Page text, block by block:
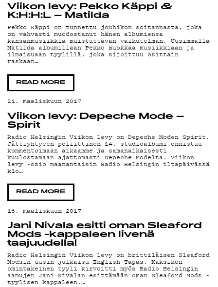
Viikon levy: Pekko Käppi &
K:H:H:L – Matilda
Pekko Käppi on tunnettu jouhikon soitannasta, joka
on vahvasti muodostanut hänen albumiensa
kansanmusiikkia muistuttavan vaikutelman. Uusimmalla
Matilda albumillaan Pekko muokkaa musiikkiaan ja
ilmaisuaan tyylillä, joka sijoittuu osittain
raskaan…
READ MORE
21. maaliskuun 2017
Viikon levy: Depeche Mode –
Spirit
Radio Helsingin Viikon levy on Depeche Moden Spirit.
Jättiyhtyeen poliittinen 14. studioalbumi onnistuu
kommentoimaan aikaamme ja samanaikaisesti
kuulostamaan ajattomasti Depeche Modelta. Viikon
levy -osio maanantaisin Radio Helsingin iltapäivässä
klo…
READ MORE
16. maaliskuun 2017
Jani Nivala esitti oman Sleaford
Mods -kappaleen livenä
taajuudella!
Radio Helsingin Viikon levy on brittiläisen Sleaford
Modsin uusin julkaisu English Tapas. Kaksikon
omintakeinen tyyli kirvoitti myös Radio Helsingin
aamujen Jani Nivalan esittämään oman Sleaford Mods -
tyylisen kappaleen.…